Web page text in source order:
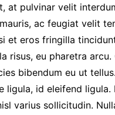
at pulvinar velit
ac feugiat velit
et eros fringilla
risus, eu pharetra arcu.
bibendum eu ut
ligula, id eleifend ligula.
varius sollicitudin.